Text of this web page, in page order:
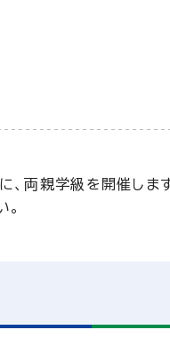
両親学級を開催します